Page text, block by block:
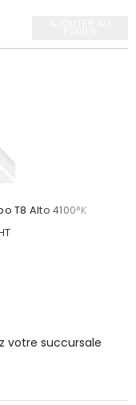
T8 Alto 4100°K
votre succursale